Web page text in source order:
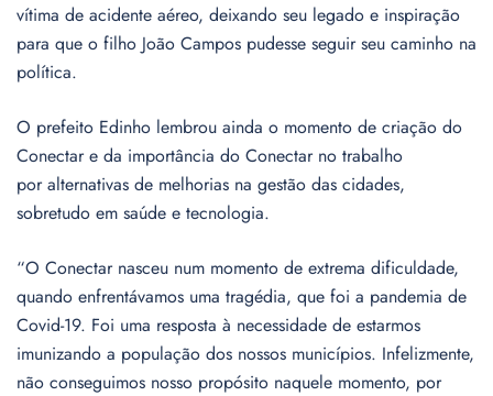
vítima de acidente aéreo, deixando seu legado e inspiração
para que o filho João Campos pudesse seguir seu caminho na
política.
O prefeito Edinho lembrou ainda o momento de criação do
Conectar e da importância do Conectar no trabalho
por alternativas de melhorias na gestão das cidades,
sobretudo em saúde e tecnologia.
“O Conectar nasceu num momento de extrema dificuldade,
quando enfrentávamos uma tragédia, que foi a pandemia de
Covid-19. Foi uma resposta à necessidade de estarmos
imunizando a população dos nossos municípios. Infelizmente,
não conseguimos nosso propósito naquele momento, por